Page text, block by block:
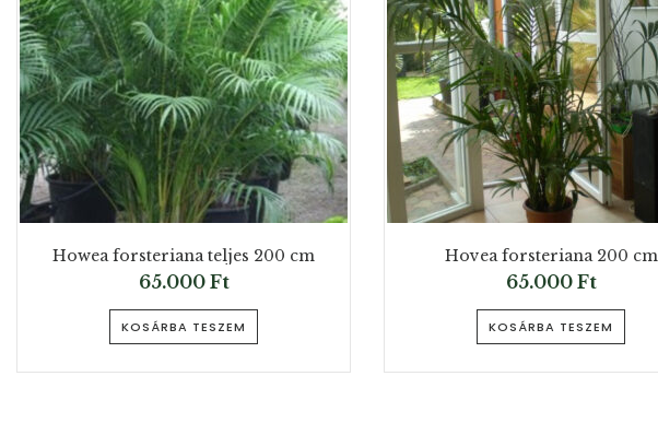
Howea forsteriana teljes 200 cm
65.000 Ft
KOSÁRBA TESZEM
Hovea forsteriana 200 cm
65.000 Ft
KOSÁRBA TESZEM